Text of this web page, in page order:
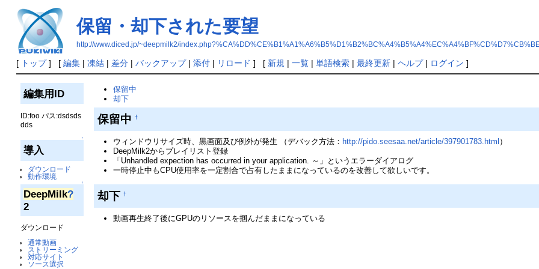
保留・却下された要望
http://www.diced.jp/~deepmilk2/
[ トップ] [ 編集| 凍結| 差分| バックアップ| 添付| リロード ] [ 新規 | 一覧| 単語検索| 最終更新| ヘルプ| ログイン ]
編集用ID
ID:foo パス:dsdsds
dds
↑
導入
ダウンロード
動作環境
↑
DeepMilk?
2
ダウンロード
通常動画
ストリーミング
対応サイト
ソース選択
保留中
却下
保留中†
ウィンドウリサイズ時、黒画面及び例外が発生 （デバック方法： http://pido.seesaa.net/article/397901783.html ）
DeepMilk2からプレイリスト登録
「Unhandled expection has occurred in your application. ～」というエラーダイアログ
一時停止中もCPU使用率を一定割合で占有したままになっているのを改善して欲しいです。
却下†
動画再生終了後にGPUのリソースを掴んだままになっている